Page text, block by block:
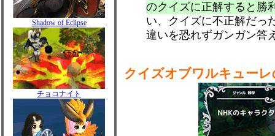
Shadow of Eclipse
チョコナイト
のクイズに正解すると勝
い、クイズに不正解だっ
違いを恐れずガンガン答
クイズオブワルキュー